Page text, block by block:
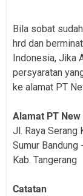
Bila sobat
hrd dan
Indonesia, Jika
persyaratan
ke alamat PT
Alamat PT
Jl. Raya Serang
Sumur Bandung
Kab. Tangerang
Catatan